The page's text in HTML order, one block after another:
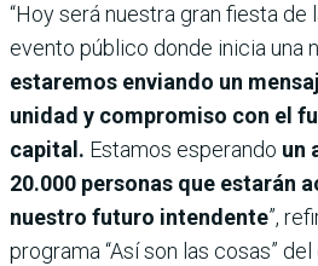
“Hoy será nuestra gran fiesta de
evento público donde inicia una
estaremos enviando un
unidad y compromiso con el
capital. Estamos esperando un
20.000 personas que estarán
nuestro futuro intendente”,
programa “Así son las cosas”